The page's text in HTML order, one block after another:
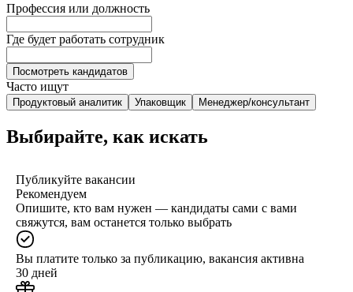
Профессия или должность
Где будет работать сотрудник
Посмотреть кандидатов
Часто ищут
Продуктовый аналитик Упаковщик Менеджер/консультант
Выбирайте, как искать
Публикуйте вакансии
Рекомендуем
Опишите, кто вам нужен — кандидаты сами с вами
свяжутся, вам останется только выбрать
Вы платите только за публикацию, вакансия активна
30 дней